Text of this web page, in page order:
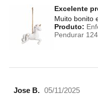
Excelente
Muito bonito
Produto:
Pendurar
Jose B. 05/11/2025